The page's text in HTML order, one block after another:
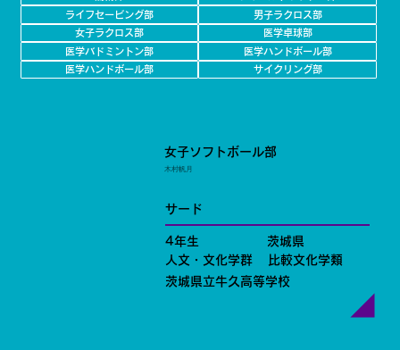
ライフセービング部
男子ラクロス部
女子ラクロス部
医学卓球部
医学バドミントン部
医学ハンドボール部
医学ハンドボール部
サイクリング部
女子ソフトボール部
木村帆月
サード
4年生
茨城県
人文・文化学群
比較文化学類
茨城県立牛久高等学校